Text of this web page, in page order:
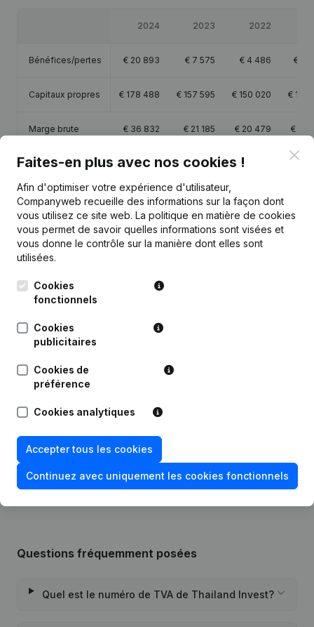
2024 2023 2022
Bénéfices/pertes € 20 893 € 7 575 € 4 486 €
Capitaux propres € 178 488 € 157 595 € 150 020 € 145
Marge brute € 36 832 € 21 185 € 20 479 €
Publications de Thailand Invest
18-06-2024
Statuts (Traduction, Coordination,
01-02-2024 Modification(s) Statuts
29-08-2018 Demissions - Nominations
31-01-2012
(Traduction, Coordination, Autres
Demission(s) Nomination(s)
Déplacement Siège Social
(NL)
Questions fréquemment posées
Quel est le numéro de TVA de Thailand Invest?
Faites-en plus avec nos cookies !
Afin d'optimiser votre expérience d'utilisateur,
Companyweb recueille des informations sur la façon dont
vous utilisez ce site web. La politique en matière de cookies
vous permet de savoir quelles informations sont visées et
vous donne le contrôle sur la manière dont elles sont
utilisées.
Cookies
fonctionnels
Cookies
publicitaires
Cookies de
préférence
Cookies analytiques
Accepter tous les cookies
Continuez avec uniquement les cookies fonctionnels